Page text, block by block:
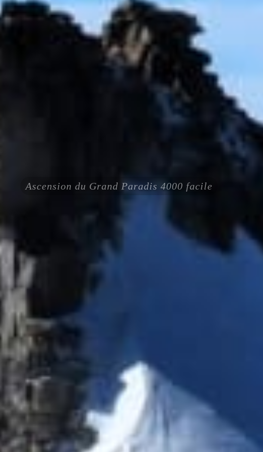
Ascension du Grand Paradis 4000 facile